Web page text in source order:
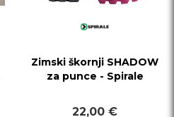
Zimski škornji SHADOW
za punce - Spirale
22,00 €